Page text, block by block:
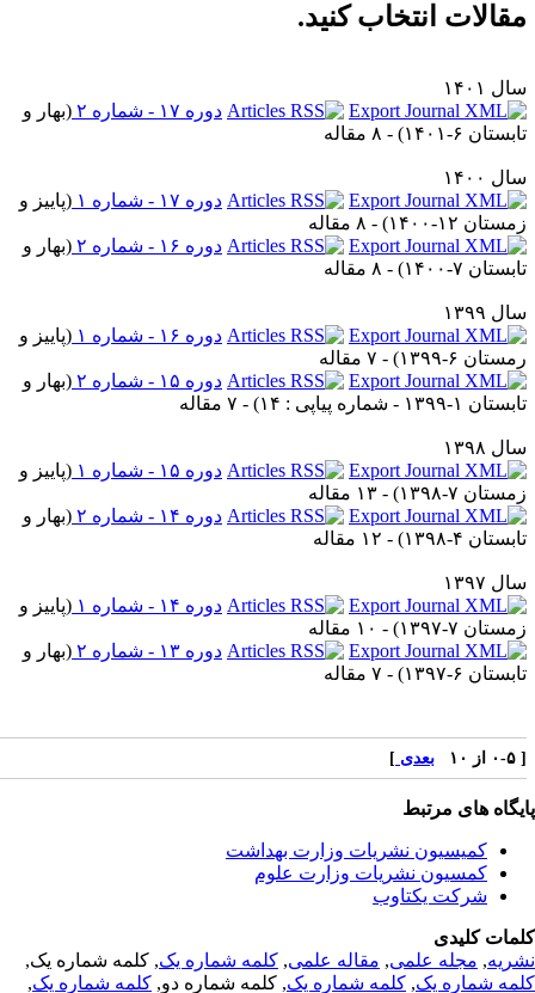
انتخاب کنید.
۱۴۰۱
دوره ۱۷ - شماره ۲
(بهار و
۶-۱۴۰۱
) - ۸ مقاله
۱۴۰۰
دوره ۱۷ - شماره ۱
(پاییز و
۱۲-۱۴۰۰
) - ۸ مقاله
دوره ۱۶ - شماره ۲
(بهار و
۷-۱۴۰۰
) - ۸ مقاله
۱۳۹۹
دوره ۱۶ - شماره ۱
(پاییز و
۶-۱۳۹۹
) - ۷ مقاله
دوره ۱۵ - شماره ۲
(بهار و
۱-۱۳۹۹ - شماره پیاپی : ۱۴
) - ۷ مقاله
۱۳۹۸
دوره ۱۵ - شماره ۱
(پاییز و
۷-۱۳۹۸
) - ۱۳ مقاله
دوره ۱۴ - شماره ۲
(بهار و
۴-۱۳۹۸
) - ۱۲ مقاله
۱۳۹۷
دوره ۱۴ - شماره ۱
(پاییز و
۷-۱۳۹۷
) - ۱۰ مقاله
دوره ۱۳ - شماره ۲
(بهار و
۶-۱۳۹۷
) - ۷ مقاله
بعدی]
های مرتبط
کمیسیون نشریات وزارت بهداشت
کمسیون نشریات وزارت علوم
شرکت یکتاوب
کلیدی
,مجله علمی, مقاله علمی, کلمه شماره یک, کلمه شماره یک,
شماره یک,کلمه شماره یک, کلمه شماره دو,کلمه شماره یک,